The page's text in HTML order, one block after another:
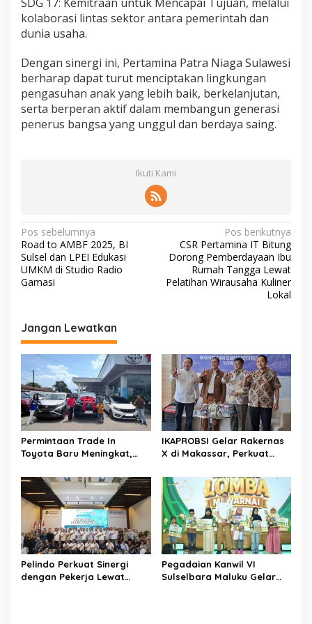
kolaborasi lintas sektor antara pemerintah dan
dunia usaha.
Dengan sinergi ini, Pertamina Patra Niaga Sulawesi
berharap dapat turut menciptakan lingkungan
pengasuhan anak yang lebih baik, berkelanjutan,
serta berperan aktif dalam membangun generasi
penerus bangsa yang unggul dan berdaya saing.
Ikuti Kami
N
a
v
i
a
s
i
p
o
s
Pos sebelumnya
Road to AMBF 2025, BI
Sulsel dan LPEI Edukasi
UMKM di Studio Radio
Gamasi
Pos berikutnya
CSR Pertamina IT Bitung
Dorong Pemberdayaan Ibu
Rumah Tangga Lewat
Pelatihan Wirausaha Kuliner
Lokal
Jangan Lewatkan
Permintaan Trade In
Toyota Baru Meningkat,
Penjualan 200 Unit pada
Juli 2026
IKAPROBSI Gelar Rakernas
X di Makassar, Perkuat
Era Kompetisi Global
Pelindo Perkuat Sinergi
dengan Pekerja Lewat
Pegadaian Kanwil VI
Sulselbara Maluku Gelar